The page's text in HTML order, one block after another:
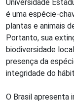
Universidade
é uma espécie-
plantas e animais
Portanto, sua
biodiversidade
presença da
integridade do
O Brasil apresenta